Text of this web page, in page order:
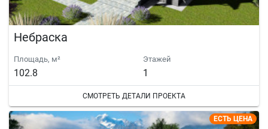
Небраска
Площадь, м²
102.8
Этажей
1
СМОТРЕТЬ ДЕТАЛИ ПРОЕКТА
ЕСТЬ ЦЕНА